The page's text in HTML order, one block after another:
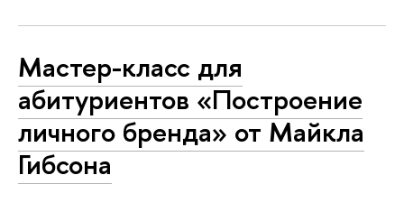
Мастер-класс для
абитуриентов «Построение
личного бренда» от Майкла
Гибсона